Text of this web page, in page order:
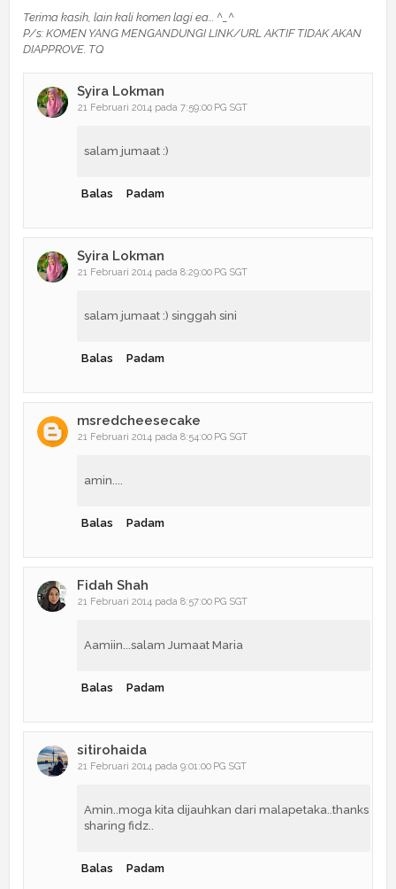
Terima kasih, lain kali komen lagi ea... ^_^
P/s: KOMEN YANG MENGANDUNGI LINK/URL AKTIF TIDAK AKAN
DIAPPROVE. TQ
Syira Lokman
21 Februari 2014 pada 7:59:00 PG SGT
salam jumaat :)
Balas Padam
Syira Lokman
21 Februari 2014 pada 8:29:00 PG SGT
salam jumaat :) singgah sini
Balas Padam
msredcheesecake
21 Februari 2014 pada 8:54:00 PG SGT
amin....
Balas Padam
Fidah Shah
21 Februari 2014 pada 8:57:00 PG SGT
Aamiin...salam Jumaat Maria
Balas Padam
sitirohaida
21 Februari 2014 pada 9:01:00 PG SGT
Amin..moga kita dijauhkan dari malapetaka..thanks
sharing fidz..
Balas Padam